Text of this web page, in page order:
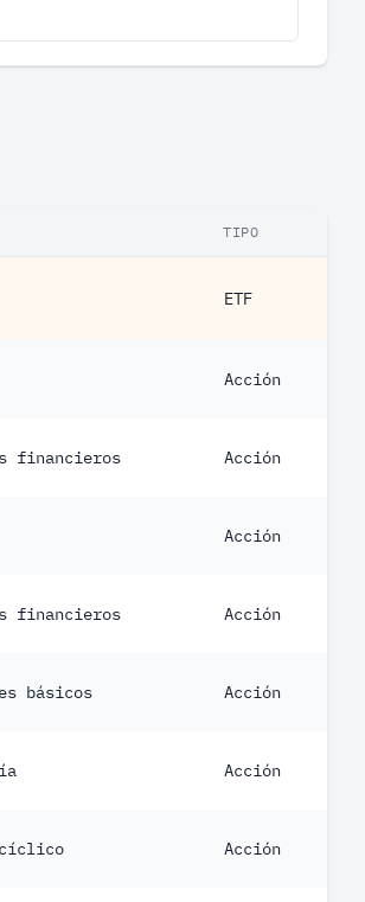
TIPO
ETF
Acción
financieros Acción
Acción
financieros Acción
básicos Acción
Acción
cíclico Acción